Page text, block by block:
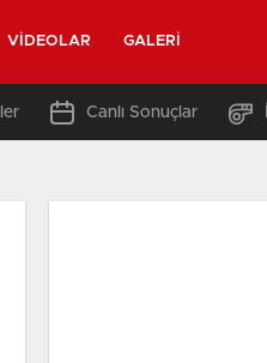
VIDEOLAR GALERI
Canlı Sonuçlar